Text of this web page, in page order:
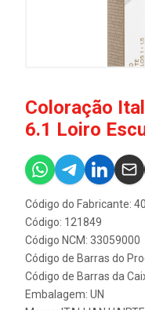
Coloração
6.1 Loiro
Código do Fabricante:
Código: 121849
Código NCM: 33059000
Código de Barras do
Código de Barras da
Embalagem: UN